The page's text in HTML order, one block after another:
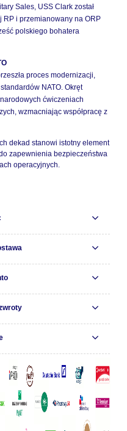
Sales, USS Clark został
i przemianowany na ORP
polskiego bohatera
proces modernizacji,
NATO. Okręt
ćwiczeniach
wzmacniając współpracę z
dekad stanowi istotny element
zapewnienia bezpieczeństwa
operacyjnych.